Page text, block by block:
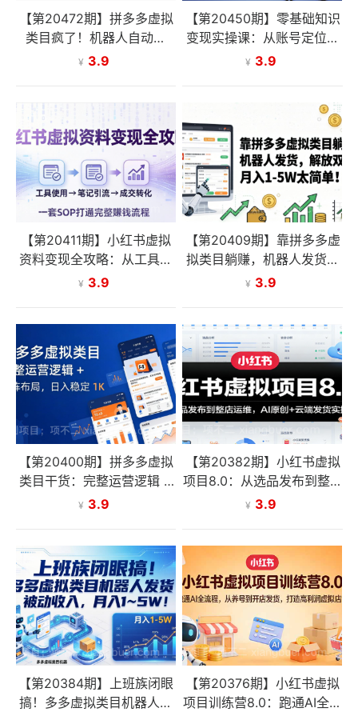
【第20472期】拼多多虚拟
类目疯了！机器人自动发
货，月入 1W-5W 真敢说！
¥ 3.9
【第20450期】零基础知识
变现实操课：从账号定位到
直播变现，小白也能快速上
¥ 3.9
【第20411期】小红书虚拟
资料变现全攻略：从工具使
用到笔记引流成交，一套 S
¥ 3.9
【第20409期】靠拼多多虚
拟类目躺赚，机器人发货，
解放双手，月入5W 太简
¥ 3.9
【第20400期】拼多多虚拟
类目干货：完整运营逻辑 +
矩阵布局，日入稳定 1K
¥ 3.9
【第20382期】小红书虚拟
项目8.0：从选品发布到整店
运维，AI原创+云端发货实
¥ 3.9
【第20384期】上班族闭眼
搞！多多虚拟类目机器人发
【第20376期】小红书虚拟
项目训练营8.0：跑通AI全流